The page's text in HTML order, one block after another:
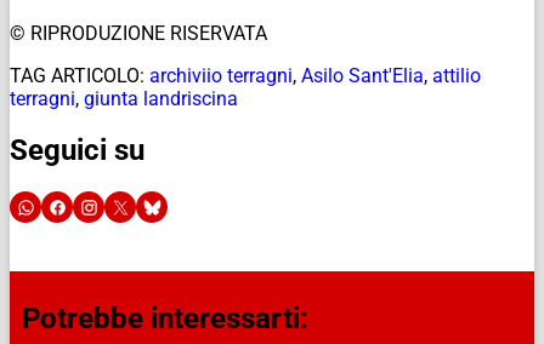
© RIPRODUZIONE RISERVATA
TAG ARTICOLO: archiviio terragni, Asilo Sant'Elia, attilio
terragni, giunta landriscina
Seguici su
Potrebbe interessarti: